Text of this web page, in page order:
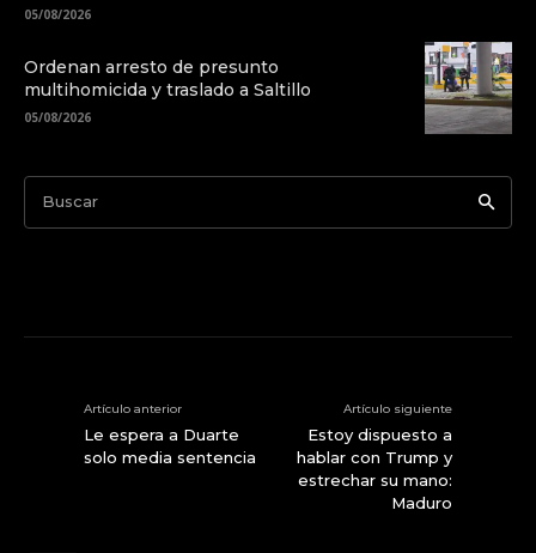
05/08/2026
Ordenan arresto de presunto
multihomicida y traslado a Saltillo
05/08/2026
Buscar
Artículo anterior
Le espera a Duarte
solo media sentencia
Artículo siguiente
Estoy dispuesto a
hablar con Trump y
estrechar su mano:
Maduro